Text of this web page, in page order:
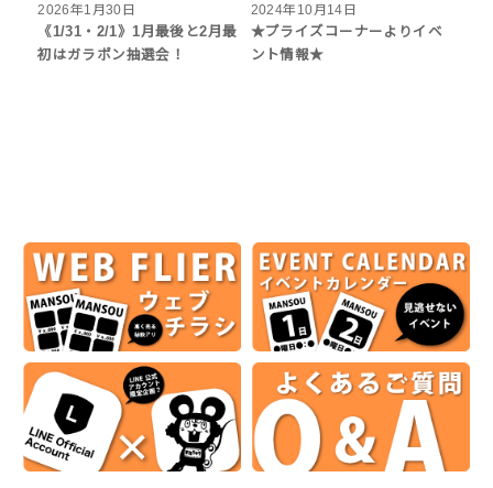
2026年1月30日
《1/31・2/1》1月最後と2月最
初はガラポン抽選会！
2024年10月14日
★プライズコーナーよりイベ
ント情報★